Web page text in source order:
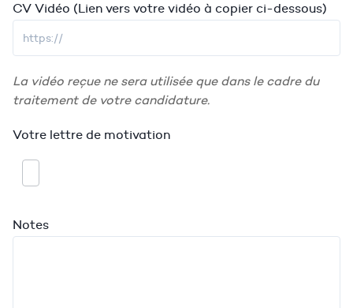
CV Vidéo (Lien vers votre vidéo à copier ci-dessous)
La vidéo reçue ne sera utilisée que dans le cadre du
traitement de votre candidature.
Votre lettre de motivation
Notes